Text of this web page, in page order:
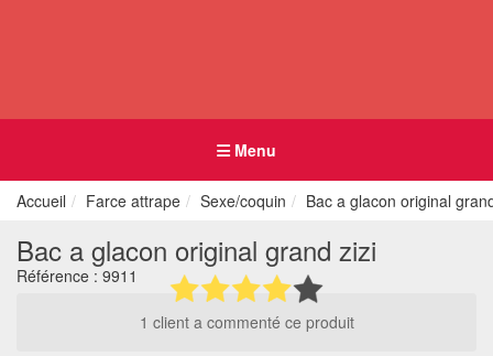
Menu
Accueil Farce attrape Sexe/coquin Bac a glacon original
Bac a glacon original grand zizi
Référence : 9911
1 client a commenté ce produit